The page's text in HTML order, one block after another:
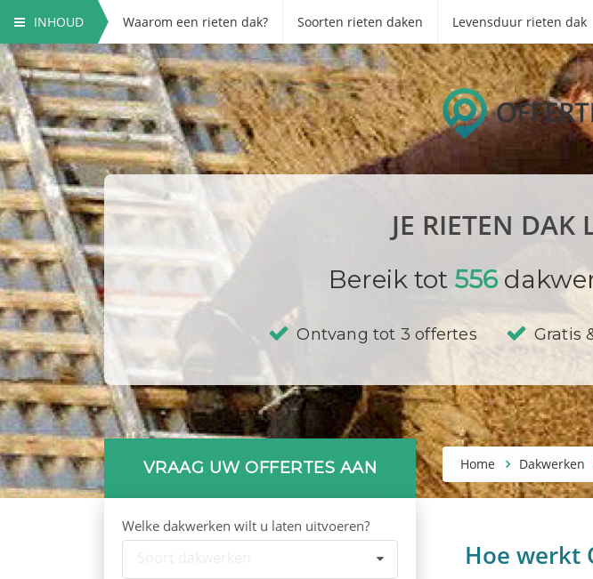
INHOUD Waarom een rieten dak? Soorten rieten daken Levensduur rieten dak
JE RIETEN DAK
Bereik tot 556
Ontvang tot 3 offertes Gratis
Home Dakwerken
VRAAG UW OFFERTES AAN
Welke dakwerken wilt u laten uitvoeren?
Hoe werkt